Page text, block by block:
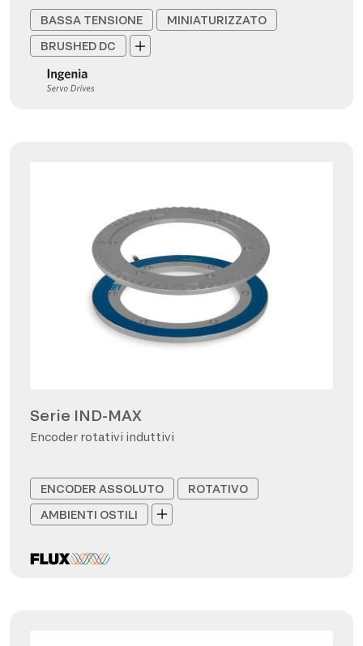
BASSA TENSIONE
MINIATURIZZATO
BRUSHED DC
Serie IND-MAX
Encoder rotativi induttivi
ENCODER ASSOLUTO
ROTATIVO
AMBIENTI OSTILI